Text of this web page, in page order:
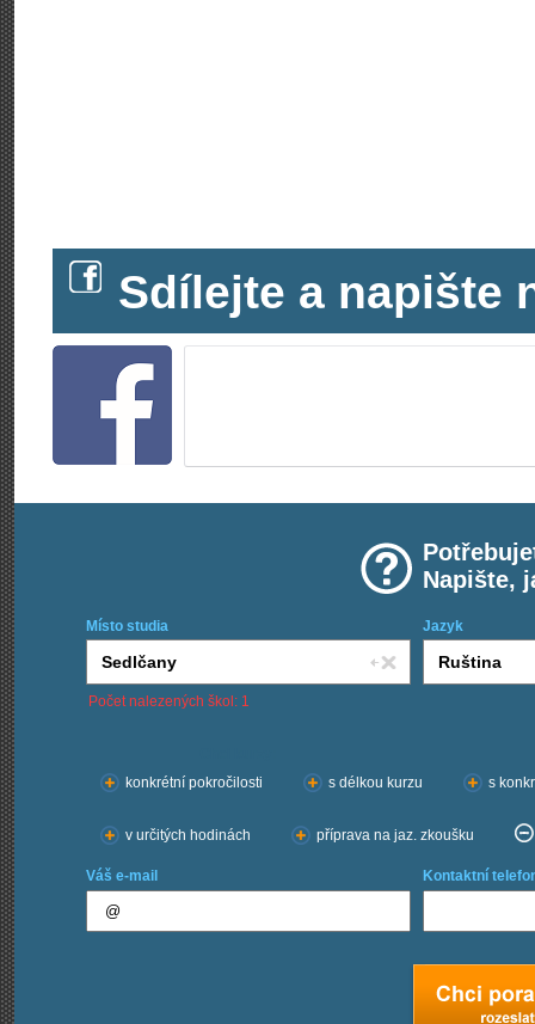
Sdílejte a napište
Napište,
Místo studia Jazyk
Počet nalezených škol: 1
konkrétní pokročilosti
s délkou kurzu s
v určitých hodinách příprava na jaz. zkoušku
Váš e-mail Kontaktní